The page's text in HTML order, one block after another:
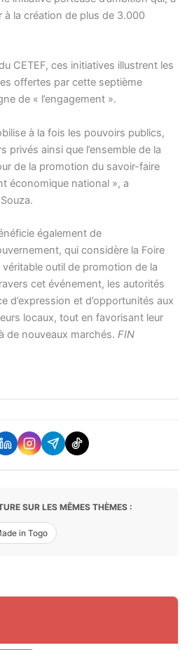
la création de plus de 3.000
CETEF, ces initiatives illustrent les
offertes par cette septième
de « l’engagement ».
à la fois les pouvoirs publics,
privés ainsi que l’ensemble de la
de la promotion du savoir-faire
économique national », a
également de
qui considère la Foire
outil de promotion de la
cet événement, les autorités
d’expression et d’opportunités aux
locaux, tout en favorisant leur
de nouveaux marchés. FIN
SUR LES MÊMES THÈMES :
in Togo